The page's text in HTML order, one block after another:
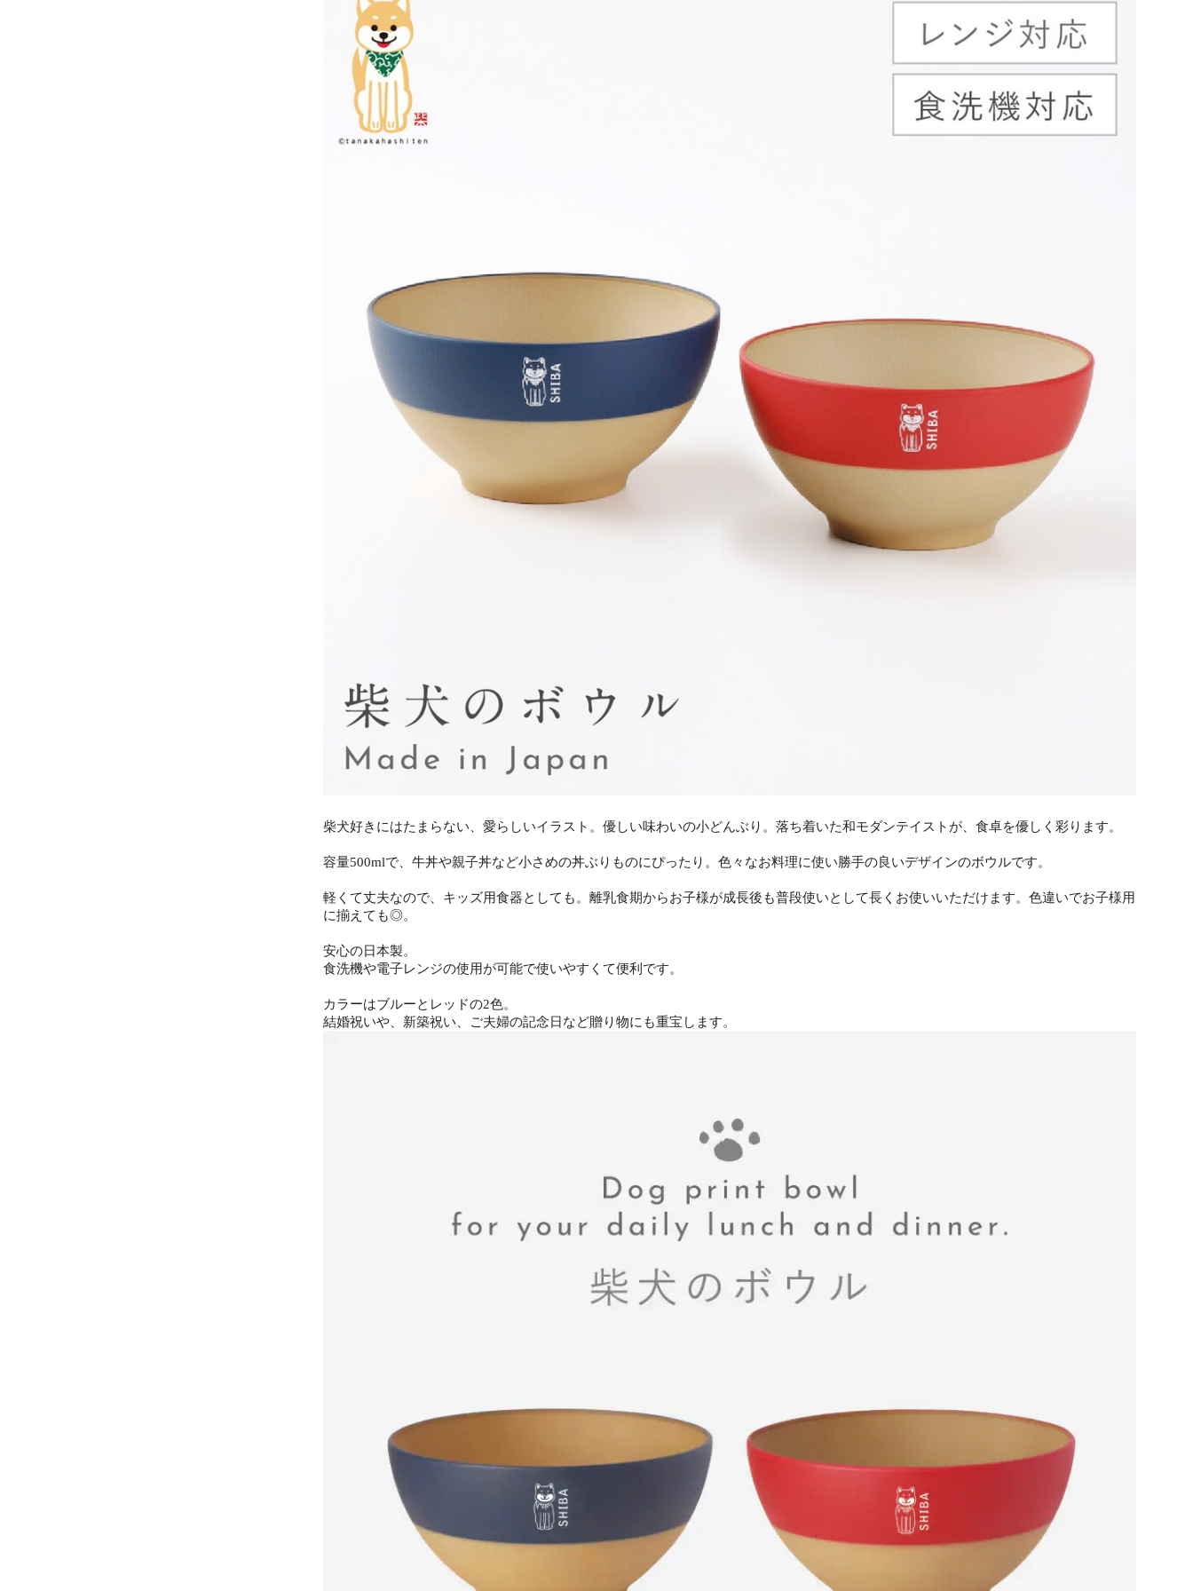
柴犬好きにはたまらない、愛らしいイラスト。優しい味わいの小どんぶり。落ち着いた和モダンテイストが、食卓を優しく彩ります。
容量500mlで、牛丼や親子丼など小さめの丼ぶりものにぴったり。色々なお料理に使い勝手の良いデザインのボウルです。
軽くて丈夫なので、キッズ用食器としても。離乳食期からお子様が成長後も普段使いとして長くお使いいただけます。色違いでお子様用
に揃えても◎。
安心の日本製。
食洗機や電子レンジの使用が可能で使いやすくて便利です。
カラーはブルーとレッドの2色。
結婚祝いや、新築祝い、ご夫婦の記念日など贈り物にも重宝します。